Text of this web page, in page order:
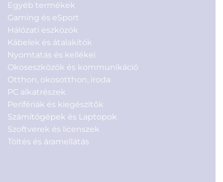
Egyéb termékek
Gaming és eSport
Hálózati eszközök
Kábelek és átalakítók
Nyomtatás és kellékei
Okoseszközök és kommunikáció
Otthon, okosotthon, iroda
PC alkatrészek
Perifériák és kiegészítők
Számítógépek és Laptopok
Szoftverek és licenszek
Töltés és áramellátás